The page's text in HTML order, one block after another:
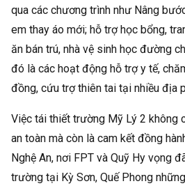
qua các chương trình như Nâng
em thay áo mới; hỗ trợ học bổng,
ăn bán trú, nhà vệ sinh học đường
đó là các hoạt động hỗ trợ y tế,
đồng, cứu trợ thiên tai tại nhiều địa
Việc tái thiết trường Mỹ Lý 2 không
an toàn mà còn là cam kết đồng
Nghệ An, nơi FPT và Quỹ Hy vọng
trường tại Kỳ Sơn, Quế Phong